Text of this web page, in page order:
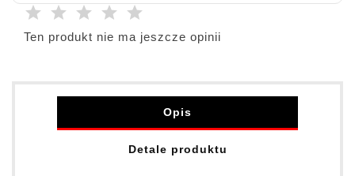
Ten produkt nie ma jeszcze opinii
Opis
Detale produktu